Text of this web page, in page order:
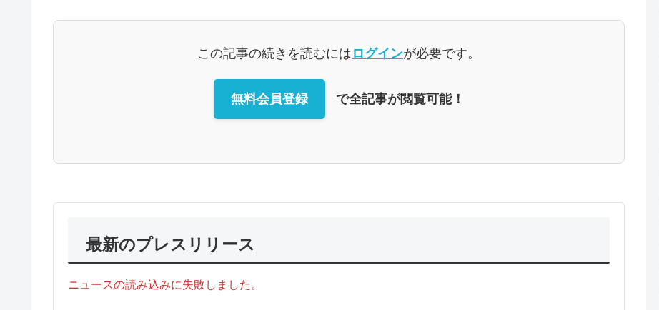
この記事の続きを読むには ログインが必要です。
無料会員登録 で全記事が閲覧可能！
最新のプレスリリース
ニュースの読み込みに失敗しました。